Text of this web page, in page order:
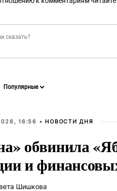
16:56 • НОВОСТИ ДНЯ
обвинила
и
Шишкова